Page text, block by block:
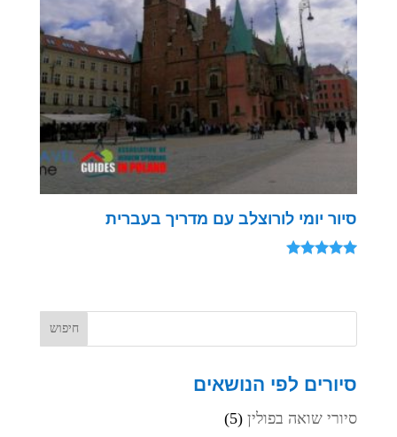
סיור יומי לורוצלב עם מדריך בעברית
סיורים לפי הנושאים
סיורי שואה בפולין (5)